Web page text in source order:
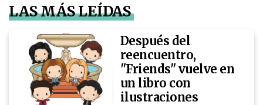
LAS MÁS LEÍDAS
Después del
reencuentro,
"Friends" vuelve en
un libro con
ilustraciones